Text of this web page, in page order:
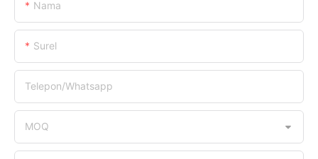
Nama
Surel
Telepon/whatsapp
MOQ